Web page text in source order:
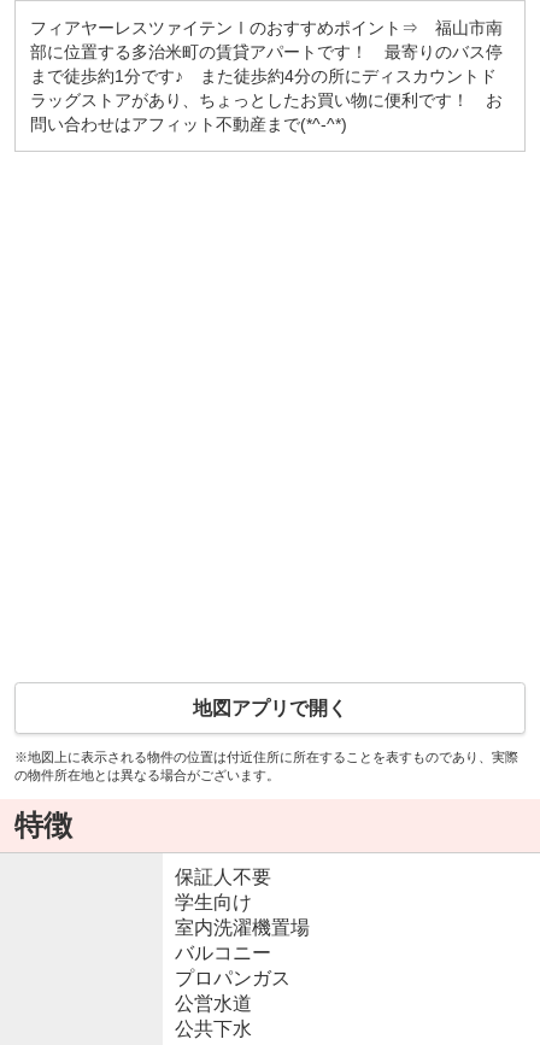
フィアヤーレスツァイテンⅠのおすすめポイント⇒ 福山市南
部に位置する多治米町の賃貸アパートです！ 最寄りのバス停
まで徒歩約1分です♪ また徒歩約4分の所にディスカウントド
ラッグストアがあり、ちょっとしたお買い物に便利です！ お
問い合わせはアフィット不動産まで(*^-^*)
地図アプリで開く
※地図上に表示される物件の位置は付近住所に所在することを表すものであり、実際
の物件所在地とは異なる場合がございます。
特徴
保証人不要
学生向け
室内洗濯機置場
バルコニー
プロパンガス
公営水道
公共下水